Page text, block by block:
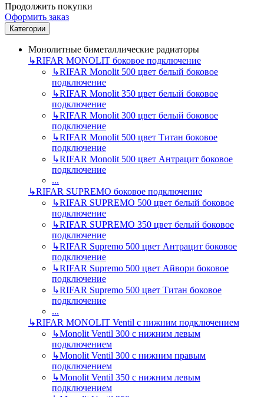
Продолжить покупки
Оформить заказ
Категории
Монолитные биметаллические радиаторы
↳RIFAR MONOLIT боковое подключение
↳RIFAR Monolit 500 цвет белый боковое
подключение
↳RIFAR Monolit 350 цвет белый боковое
подключение
↳RIFAR Monolit 300 цвет белый боковое
подключение
↳RIFAR Monolit 500 цвет Титан боковое
подключение
↳RIFAR Monolit 500 цвет Антрацит боковое
подключение
...
↳RIFAR SUPREMO боковое подключение
↳RIFAR SUPREMO 500 цвет белый боковое
подключение
↳RIFAR SUPREMO 350 цвет белый боковое
подключение
↳RIFAR Supremo 500 цвет Антрацит боковое
подключение
↳RIFAR Supremo 500 цвет Айвори боковое
подключение
↳RIFAR Supremo 500 цвет Титан боковое
подключение
...
↳RIFAR MONOLIT Ventil с нижним подключением
↳Monolit Ventil 300 с нижним левым
подключением
↳Monolit Ventil 300 с нижним правым
подключением
↳Monolit Ventil 350 с нижним левым
подключением